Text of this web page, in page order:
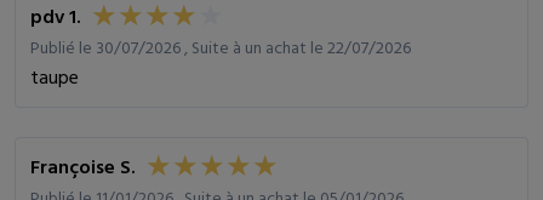
pdv 1.
Publié le 30/07/2026 , Suite à un achat le 22/07/2026
taupe
Françoise S.